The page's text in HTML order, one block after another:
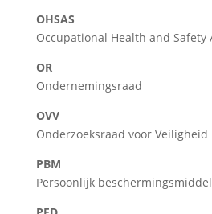
OHSAS
Occupational Health and Safety
OR
Ondernemingsraad
OVV
Onderzoeksraad voor Veiligheid
PBM
Persoonlijk beschermingsmiddel